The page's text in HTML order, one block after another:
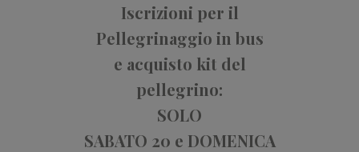
Iscrizioni per il
Pellegrinaggio in bus
e acquisto kit del
pellegrino:
SOLO
SABATO 20 e DOMENICA